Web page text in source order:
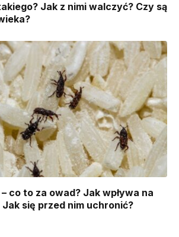
Jak z nimi walczyć? Czy są
co to za owad? Jak wpływa na
się przed nim uchronić?